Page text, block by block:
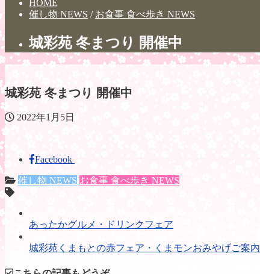
HOME
催し物 NEWS / お食事 食べ歩き NEWS
城彩苑 冬まつり 開催中
城彩苑 冬まつり 開催中
2022年1月5日
Facebook
催し物 NEWS お食事 食べ歩き NEWS
あったかグルメ・ドリンクフェア
城彩苑くまもとの赤フェア・くまモンおみやげご案内